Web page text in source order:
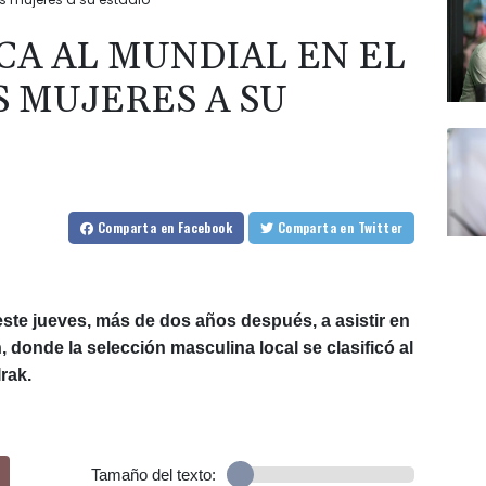
AL MUNDIAL EN EL
MUJERES A SU
Comparta en Facebook Comparta en Twitter
jueves, más de dos años después, a asistir en
donde la selección masculina local se clasificó al
Tamaño del texto: